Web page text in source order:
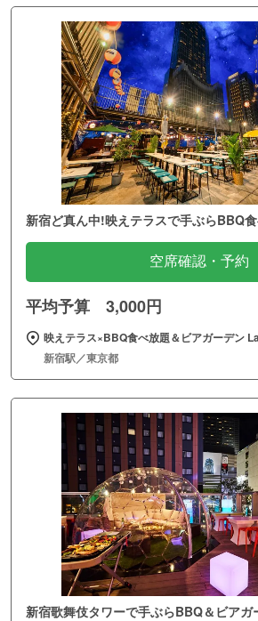
新宿ど真ん中!映えテラスで手ぶらBBQ
空席確認・予約
平均予算 3,000円
映えテラス×BBQ食べ放題＆ビアガーデン
新宿駅／東京都
新宿歌舞伎タワーで手ぶらBBQ＆ビアガ